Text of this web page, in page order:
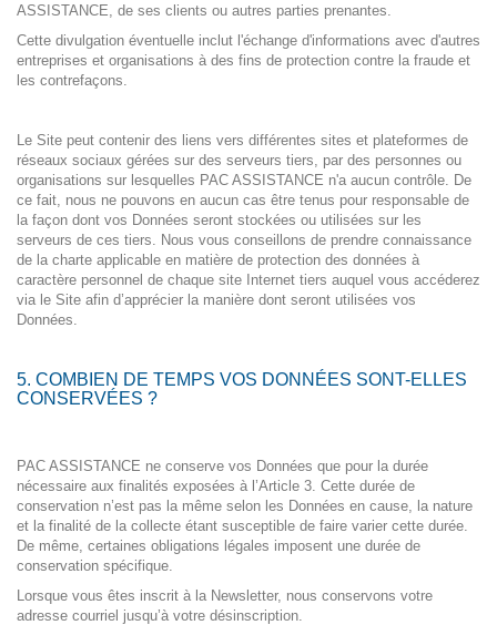
ASSISTANCE, de ses clients ou autres parties prenantes.
Cette divulgation éventuelle inclut l'échange d'informations avec d'autres
entreprises et organisations à des fins de protection contre la fraude et
les contrefaçons.
Le Site peut contenir des liens vers différentes sites et plateformes de
réseaux sociaux gérées sur des serveurs tiers, par des personnes ou
organisations sur lesquelles PAC ASSISTANCE n'a aucun contrôle. De
ce fait, nous ne pouvons en aucun cas être tenus pour responsable de
la façon dont vos Données seront stockées ou utilisées sur les
serveurs de ces tiers. Nous vous conseillons de prendre connaissance
de la charte applicable en matière de protection des données à
caractère personnel de chaque site Internet tiers auquel vous accéderez
via le Site afin d’apprécier la manière dont seront utilisées vos
Données.
5. COMBIEN DE TEMPS VOS DONNÉES SONT-ELLES
CONSERVÉES ?
PAC ASSISTANCE ne conserve vos Données que pour la durée
nécessaire aux finalités exposées à l’Article 3. Cette durée de
conservation n’est pas la même selon les Données en cause, la nature
et la finalité de la collecte étant susceptible de faire varier cette durée.
De même, certaines obligations légales imposent une durée de
conservation spécifique.
Lorsque vous êtes inscrit à la Newsletter, nous conservons votre
adresse courriel jusqu’à votre désinscription.